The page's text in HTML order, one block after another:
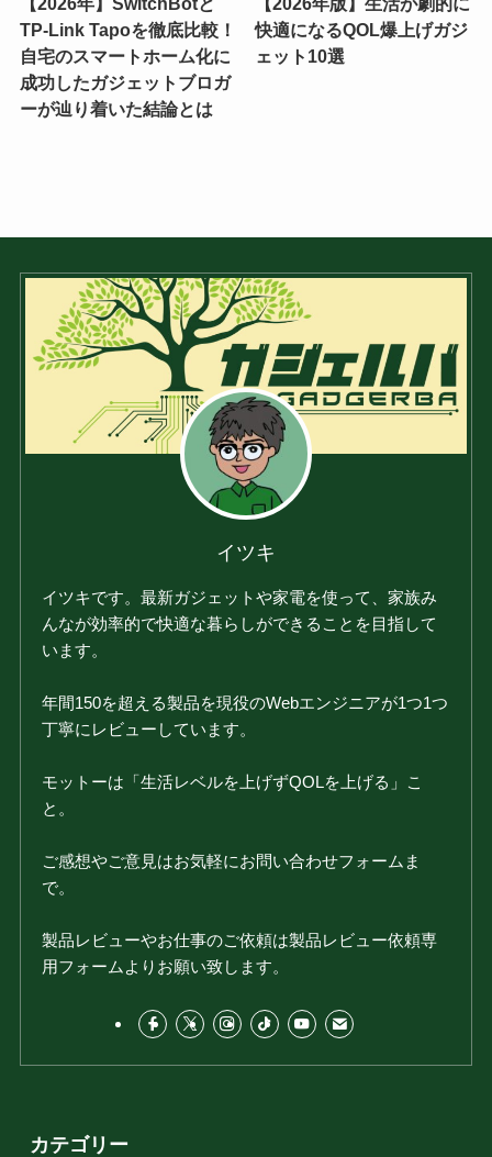
TP-Link Tapoを徹底比較！
自宅のスマートホーム化に
成功したガジェットブロガ
ーが辿り着いた結論とは
快適になるQOL爆上げガジ
ェット10選
イツキ
イツキです。最新ガジェットや家電を使って、家族み
んなが効率的で快適な暮らしができることを目指して
います。
年間150を超える製品を現役のWebエンジニアが1つ1つ
丁寧にレビューしています。
モットーは「生活レベルを上げずQOLを上げる」こ
と。
ご感想やご意見はお気軽にお問い合わせフォームま
で。
製品レビューやお仕事のご依頼は製品レビュー依頼専
用フォームよりお願い致します。
カテゴリー